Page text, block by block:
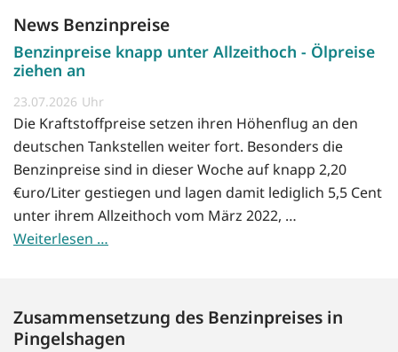
News Benzinpreise
Benzinpreise knapp unter Allzeithoch - Ölpreise
ziehen an
23.07.2026
Die Kraftstoffpreise setzen ihren Höhenflug an den
deutschen Tankstellen weiter fort. Besonders die
Benzinpreise sind in dieser Woche auf knapp 2,20
€uro/Liter gestiegen und lagen damit lediglich 5,5 Cent
unter ihrem Allzeithoch vom März 2022, …
Weiterlesen …
Zusammensetzung des Benzinpreises in
Pingelshagen